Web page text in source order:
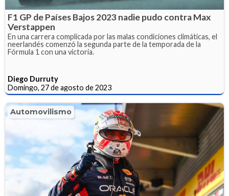
F1 GP de Países Bajos 2023 nadie pudo contra Max
Verstappen
En una carrera complicada por las malas condiciones climáticas, el
neerlandés comenzó la segunda parte de la temporada de la
Fórmula 1 con una victoria.
Diego Durruty
Domingo, 27 de agosto de 2023
Automovilismo